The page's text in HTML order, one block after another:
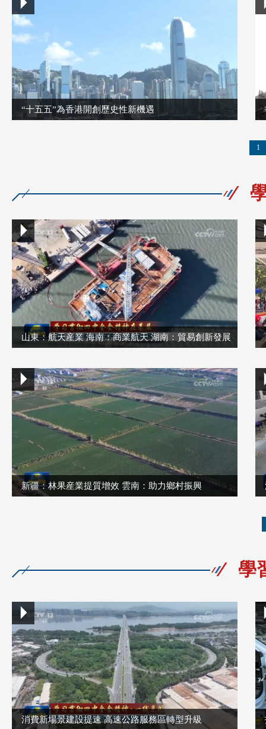
“十五五”為香港開創歷史性新機遇
1
山東：航天産業 海南：商業航天 湖南：貿易創新發展
新疆：林果産業提質增效 雲南：助力鄉村振興
學
消費新場景建設提速 高速公路服務區轉型升級